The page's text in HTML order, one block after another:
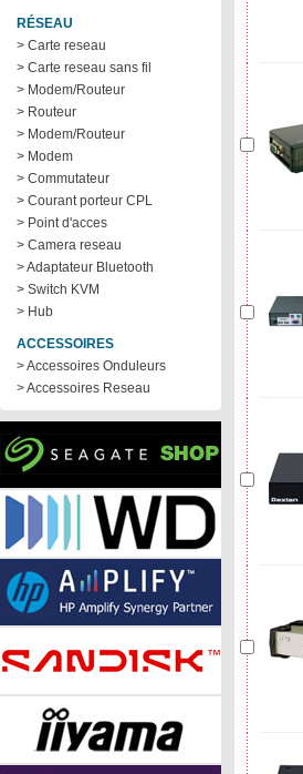
RÉSEAU
> Carte reseau
> Carte reseau sans fil
> Modem/Routeur
> Routeur
> Modem/Routeur
> Modem
> Commutateur
> Courant porteur CPL
> Point d'acces
> Camera reseau
> Adaptateur Bluetooth
> Switch KVM
> Hub
ACCESSOIRES
> Accessoires Onduleurs
> Accessoires Reseau